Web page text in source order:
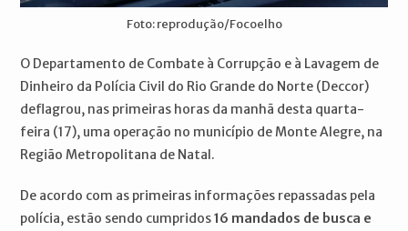
Foto: reprodução/Focoelho
O Departamento de Combate à Corrupção e à Lavagem de
Dinheiro da Polícia Civil do Rio Grande do Norte (Deccor)
deflagrou, nas primeiras horas da manhã desta quarta-
feira (17), uma operação no município de Monte Alegre, na
Região Metropolitana de Natal.
De acordo com as primeiras informações repassadas pela
polícia, estão sendo cumpridos16 mandados de busca e